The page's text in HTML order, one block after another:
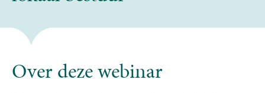
Over deze webinar